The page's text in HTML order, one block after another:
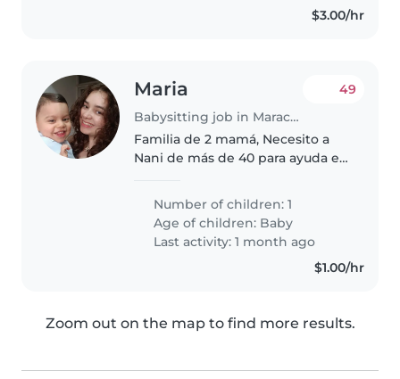
$3.00/hr
Maria
Babysitting job in Maracaibo
49
Familia de 2 mamá, Necesito a
Nani de más de 40 para ayuda en
Number of children: 1
Age of children: Baby
Last activity: 1 month ago
$1.00/hr
Zoom out on the map to find more results.